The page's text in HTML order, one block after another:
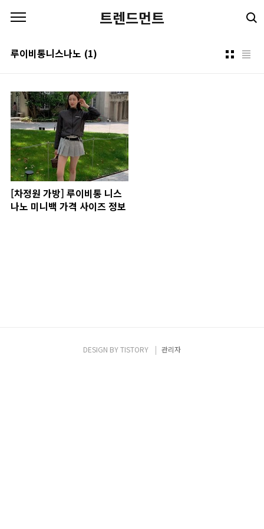
트렌드먼트
루이비통니스나노 (1)
[차정원 가방] 루이비통 니스
나노 미니백 가격 사이즈 정보
DESIGN BYTISTORY 관리자